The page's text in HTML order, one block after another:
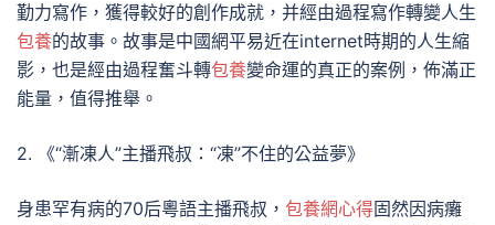
勤力寫作，獲得較好的創作成就，并經由過程寫作轉變人生
包養的故事。故事是中國網平易近在internet時期的人生縮
影，也是經由過程奮斗轉包養變命運的真正的案例，佈滿正
能量，值得推舉。
2. 《“漸凍人”主播飛叔：“凍”不住的公益夢》
身患罕有病的70后粵語主播飛叔， 包養網心得固然因病癱